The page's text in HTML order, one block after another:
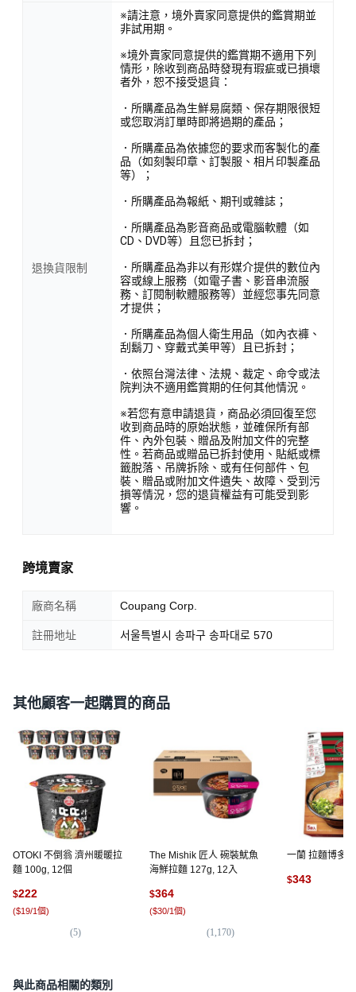
退換貨限制
※請注意，境外賣家同意提供的鑑賞期並
非試用期。
※境外賣家同意提供的鑑賞期不適用下列
情形，除收到商品時發現有瑕疵或已損壞
者外，恕不接受退貨：
．所購產品為生鮮易腐類、保存期限很短
或您取消訂單時即將過期的產品；
．所購產品為依據您的要求而客製化的產
品（如刻製印章、訂製服、相片印製產品
等）；
．所購產品為報紙、期刊或雜誌；
．所購產品為影音商品或電腦軟體（如
CD、DVD等）且您已拆封；
．所購產品為非以有形媒介提供的數位內
容或線上服務（如電子書、影音串流服
務、訂閱制軟體服務等）並經您事先同意
才提供；
．所購產品為個人衛生用品（如內衣褲、
刮鬍刀、穿戴式美甲等）且已拆封；
．依照台灣法律、法規、裁定、命令或法
院判決不適用鑑賞期的任何其他情況。
※若您有意申請退貨，商品必須回復至您
收到商品時的原始狀態，並確保所有部
件、內外包裝、贈品及附加文件的完整
性。若商品或贈品已拆封使用、貼紙或標
籤脫落、吊牌拆除、或有任何部件、包
裝、贈品或附加文件遺失、故障、受到污
損等情況，您的退貨權益有可能受到影
響。
跨境賣家
廠商名稱 Coupang Corp.
註冊地址 서울특별시 송파구 송파대로 570
其他顧客一起購買的商品
OTOKI 不倒翁 濟州暖暖拉
麵 100g, 12個
$222
($19/1個)
(5)
The Mishik 匠人 碗裝魷魚
海鮮拉麵 127g, 12入
$364
($30/1個)
(1,170)
一蘭 拉麵博多
$343
與此商品相關的類別